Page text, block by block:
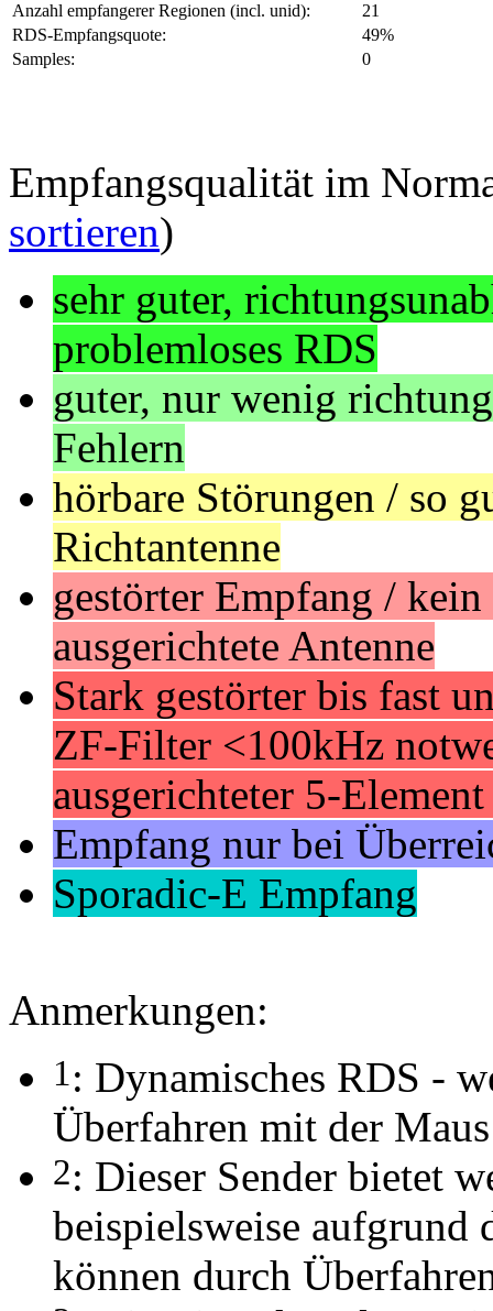
Anzahl empfangerer Regionen (incl. unid):
21
RDS-Empfangsquote:
49%
Samples:
0
Empfangsqualität im
sortieren)
sehr guter,
problemloses RDS
guter, nur wenig
Fehlern
hörbare Störungen / so
Richtantenne
gestörter Empfang /
ausgerichtete Antenne
Stark gestörter bis fast
ZF-Filter <100kHz
ausgerichteter 5-
Empfang nur bei
Sporadic-E Empfang
Anmerkungen:
1 : Dynamisches RDS -
Überfahren mit der
2: Dieser Sender bietet
beispielsweise aufgrund
können durch